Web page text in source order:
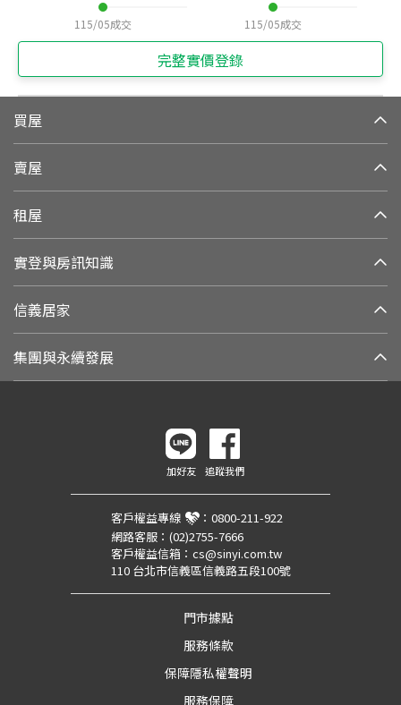
115/05成交 115/05成交
完整實價登錄
買屋
賣屋
租屋
實登與房訊知識
信義居家
集團與永續發展
加好友 追蹤我們
客戶權益專線 ： 0800-211-922
網路客服： (02)2755-7666
客戶權益信箱： cs@sinyi.com.tw
110 台北市信義區信義路五段100號
門市據點
服務條款
保障隱私權聲明
服務保障